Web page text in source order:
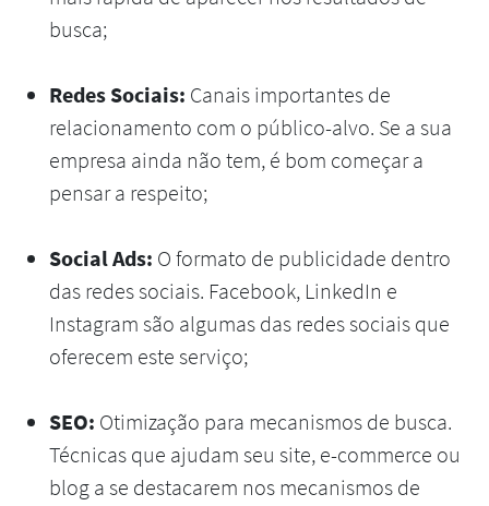
busca;
Redes Sociais: Canais importantes de
relacionamento com o público-alvo. Se a sua
empresa ainda não tem, é bom começar a
pensar a respeito;
Social Ads: O formato de publicidade dentro
das redes sociais. Facebook, LinkedIn e
Instagram são algumas das redes sociais que
oferecem este serviço;
SEO: Otimização para mecanismos de busca.
Técnicas que ajudam seu site, e-commerce ou
blog a se destacarem nos mecanismos de